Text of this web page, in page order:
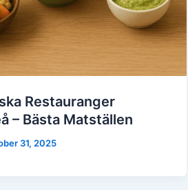
Restauranger
– Bästa Matställen
31, 2025